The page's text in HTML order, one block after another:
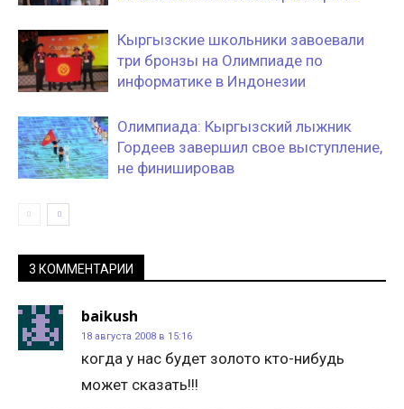
Кыргызские школьники завоевали
три бронзы на Олимпиаде по
информатике в Индонезии
Олимпиада: Кыргызский лыжник
Гордеев завершил свое выступление,
не финишировав
3 КОММЕНТАРИИ
baikush
18 августа 2008 в 15:16
когда у нас будет золото кто-нибудь
может сказать!!!